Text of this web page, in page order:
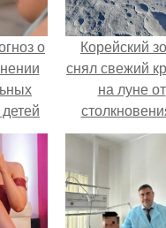
о
Корейский
снял свежий
на луне от
обломком